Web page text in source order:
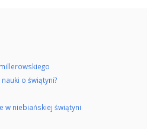
o świątyni?
w niebiańskiej świątyni